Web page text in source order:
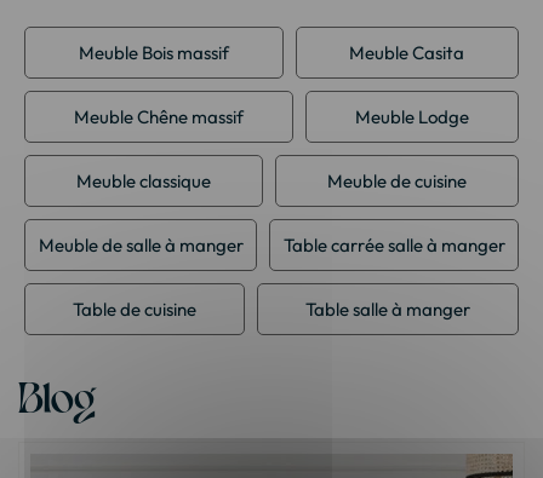
Meuble Bois massif Meuble Casita
Meuble Chêne massif Meuble Lodge
Meuble classique Meuble de cuisine
Meuble de salle à manger Table carrée salle à manger
Table de cuisine Table salle à manger
Blog